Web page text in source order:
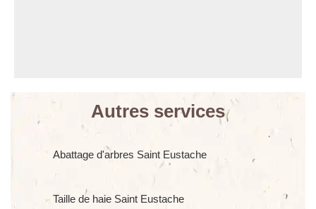
Autres services
Abattage d'arbres Saint Eustache
Taille de haie Saint Eustache